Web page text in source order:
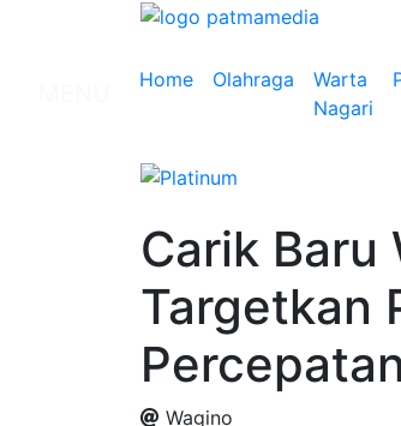
Home Olahraga
Warta
Nagari
Carik Baru
Targetkan
Wagino